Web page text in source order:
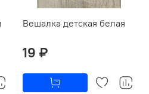
Вешалка детская белая
19 ₽